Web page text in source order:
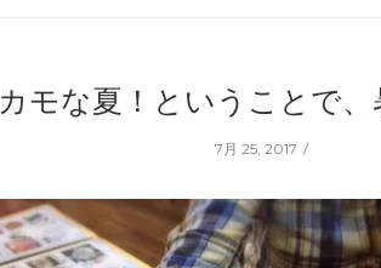
カモな夏！ということで、
7月 25, 2017